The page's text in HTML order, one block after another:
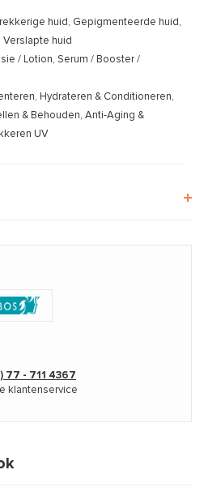
huid, Gepigmenteerde huid,
Verslapte huid
/ Lotion, Serum / Booster /
Hydrateren & Conditioneren,
& Behouden, Anti-Aging &
UV
77 - 711 4367
klantenservice